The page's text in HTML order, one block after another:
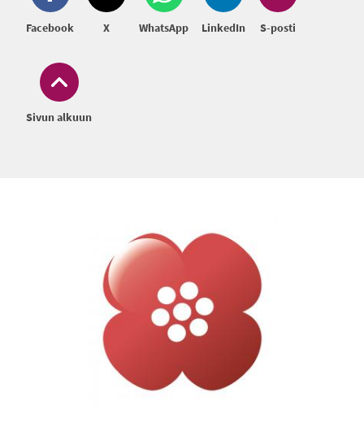
Sivun alkuun
Facebook X WhatsApp LinkedIn S-posti